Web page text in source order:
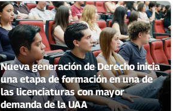
Nueva generación de Derecho inicia
una etapa de formación en una de
las licenciaturas con mayor
demanda de la UAA